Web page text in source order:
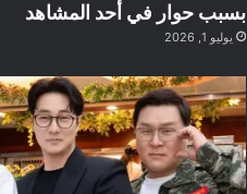
بسبب حوار في أحد المشاهد
يوليو 1, 2026